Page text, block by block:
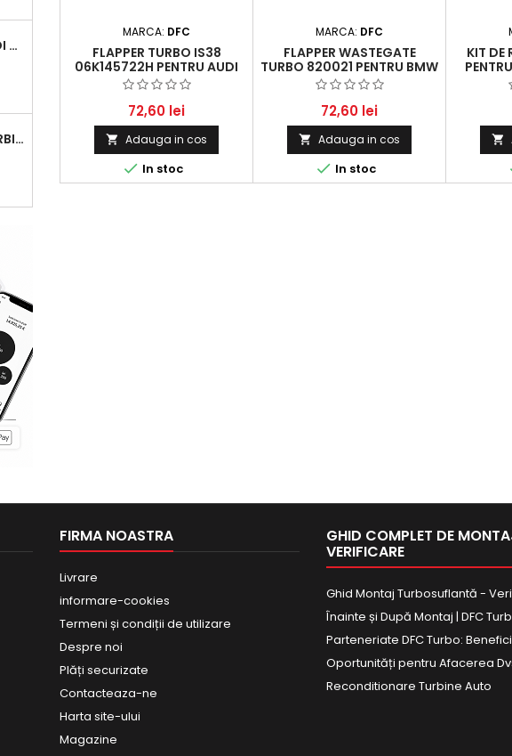
MIEZ TURBO 1.9 TDI - PERFORMANȚĂ FIABILĂ PENTRU AUDI, SEAT, SKODA ȘI VW
MIEZ CENTRAL TURBINĂ SUZUKI GRAND ESCUDO II 1.9 DDIS TRACȚIUNE INTEGRALĂ - MOTORIZARE 1.9L, 95 KW (129 CP)
MARCA: DFC
FLAPPER TURBO IS38
06K145722H PENTRU AUDI
S3, AUDI TT/TTS, VW GOLF 7
R, GOLF 7 GTI, SEAT LEON
CUPRA 2.0 TSI
72,60 lei
 Adauga in cos
 In stoc
MARCA: DFC
FLAPPER WASTEGATE
TURBO 820021 PENTRU BMW
SERIA 1 ȘI SERIA 3 CU
MOTORIZARE 1.6 ȘI 2.0
72,60 lei
 Adauga in cos
 In stoc
KIT DE

FIRMA NOASTRA
Livrare
informare-cookies
Termeni și condiții de utilizare
Despre noi
Plăți securizate
Contacteaza-ne
Harta site-ului
Magazine
GHID COMPLET DE
VERIFICARE
Ghid Montaj Turbosuflantă -
Înainte și După Montaj | DFC
Parteneriate DFC Turbo:
Oportunități pentru Afacerea
Reconditionare Turbine Auto